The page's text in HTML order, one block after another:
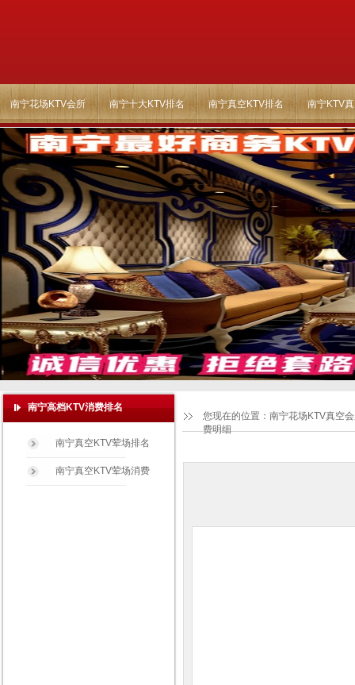
南宁花场KTV会所 南宁十大KTV排名 南宁真空KTV排名 南宁KTV
您现在的位置： 南宁花场KTV真空
费明细
南宁高档KTV消费排名
南宁真空KTV荤场排名
南宁真空KTV荤场消费